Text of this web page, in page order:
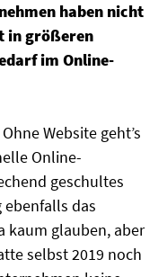
haben nicht
in größeren
im Online-
Website geht’s
Online-
geschultes
ebenfalls das
kaum glauben, aber
selbst 2019 noch